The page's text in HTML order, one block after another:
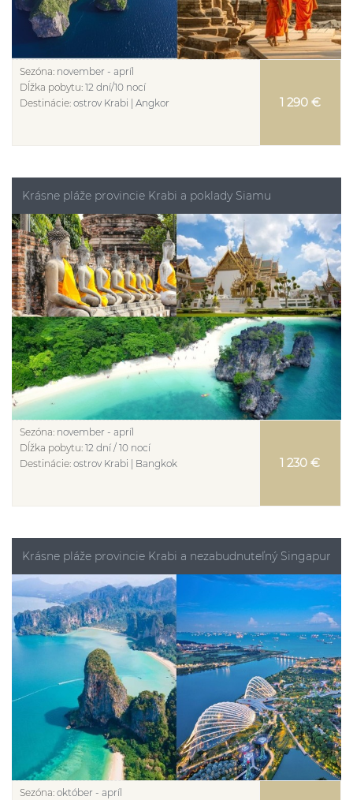
Sezóna: november - apríl
Dĺžka pobytu: 12 dní/10 nocí
Destinácie: ostrov Krabi | Angkor 1 290 €
Krásne pláže provincie Krabi a poklady Siamu
Sezóna: november - apríl
Dĺžka pobytu: 12 dní / 10 nocí
Destinácie: ostrov Krabi | Bangkok 1 230 €
Krásne pláže provincie Krabi a nezabudnuteľný Singapur
Sezóna: október - apríl